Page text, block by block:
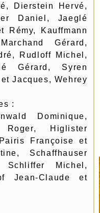
Dierstein Hervé,
Daniel, Jaeglé
Rémy, Kauffmann
Gérard,
Rudloff Michel,
Gérard, Syren
Jacques, Wehrey
:
Dominique,
Higlister
Françoise et
Schaffhauser
Schliffer Michel,
Jean-Claude et